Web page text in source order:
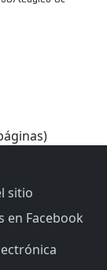
sitio
en Facebook